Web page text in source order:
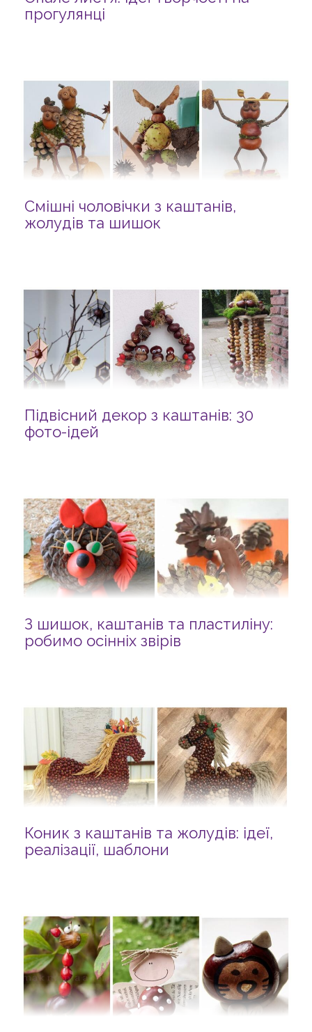
прогулянці
Смішні чоловічки з каштанів,
жолудів та шишок
Підвісний декор з каштанів: 30
фото-ідей
З шишок, каштанів та пластиліну:
робимо осінніх звірів
Коник з каштанів та жолудів: ідеї,
реалізації, шаблони